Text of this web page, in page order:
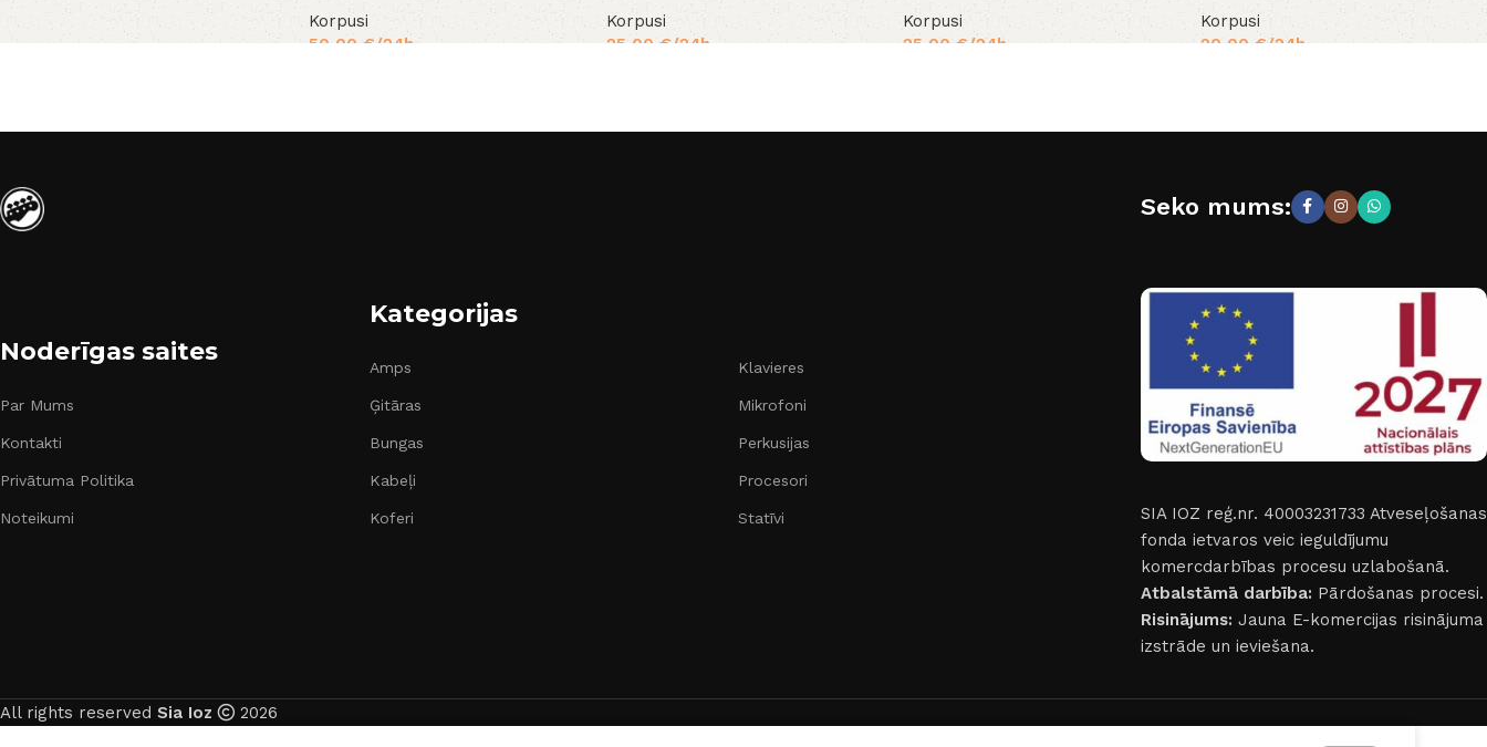
Korpusi
50,00€/24h
Korpusi
25,00€/24h
Korpusi
25,00€/24h
Korpusi
20,00€/24h
Noderīgas saites
Par Mums
Kontakti
Privātuma Politika
Noteikumi
Kategorijas
Amps
Ģitāras
Bungas
Kabeļi
Koferi
Klavieres
Mikrofoni
Perkusijas
Procesori
Statīvi
Seko mums:
SIA IOZ reģ.nr. 40003231733 Atveseļošanas
fonda ietvaros veic ieguldījumu
komercdarbības procesu uzlabošanā.
Atbalstāmā darbība: Pārdošanas procesi.
Risinājums: Jauna E-komercijas risinājuma
izstrāde un ieviešana.
All rights reserved Sia Ioz 2026